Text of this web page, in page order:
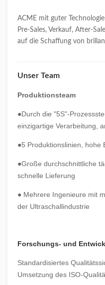
ACME mit guter
Pre-Sales, Verkauf, After-
auf die Schaffung von
Unser Team
Produktionsteam
●Durch die "5S"-
einzigartige Verarbeitung,
●5 Produktionslinien, hohe
●Große durchschnittliche
schnelle Lieferung
● Mehrere Ingenieure mit
der Ultraschallindustrie
Forschungs- und
Standardisiertes
Umsetzung des ISO-